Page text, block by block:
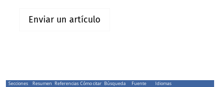
Enviar un artículo